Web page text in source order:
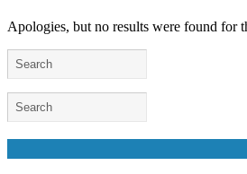
Apologies, but no results were found for